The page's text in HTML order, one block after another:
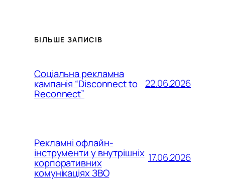
БІЛЬШЕ ЗАПИСІВ
Соціальна рекламна
кампанія “Disconnect to
Reconnect”
22.06.2026
Рекламні офлайн-
інструменти у внутрішніх
корпоративних
комунікаціях ЗВО
17.06.2026